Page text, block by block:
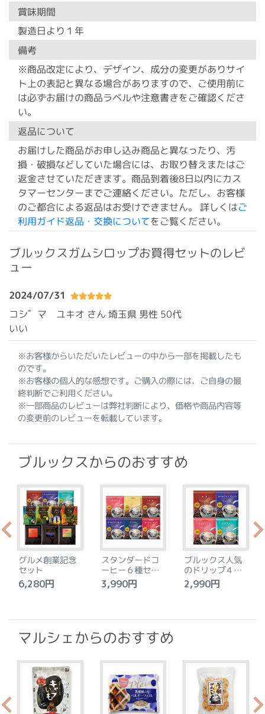
賞味期間
製造日より１年
備考
※商品改定により、デザイン、成分の変更がありサイ
ト上の表記と異なる場合がありますので、ご使用前に
は必ずお届けの商品ラベルや注意書きをご確認くださ
い。
返品について
お届けした商品がお申し込み商品と異なったり、汚
損・破損などしていた場合には、お取り替えまたはご
返金させていただきます。商品到着後8日以内にカス
タマーセンターまでご連絡ください。ただし、お客様
のご都合による返品はお受けできません。 詳しくはご
利用ガイド返品・交換についてをご覧ください。
ブルックスガムシロップお買得セットのレビ
ュー
2024/07/31
コシ゛マ ユキオ さん 埼玉県 男性 50代
いい
※お客様からいただいたレビューの中から一部を掲載したも
のです。
※お客様の個人的な感想です。ご購入の際には、ご自身の最
終判断でご利用ください。
※一部商品のレビューは弊社判断により、価格や商品内容等
の変更前のレビューを転載しています。
ブルックスからのおすすめ
グルメ創業記念
セット
6,280円
スタンダードコ
ーヒー６種セッ
ト
3,990円
ブルックス人気
のドリップ４種
セット
2,990円
マルシェからのおすすめ